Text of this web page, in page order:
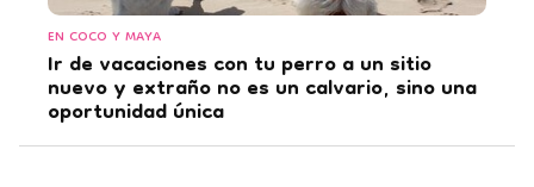
EN COCO Y MAYA
Ir de vacaciones con tu perro a un sitio
nuevo y extraño no es un calvario, sino una
oportunidad única